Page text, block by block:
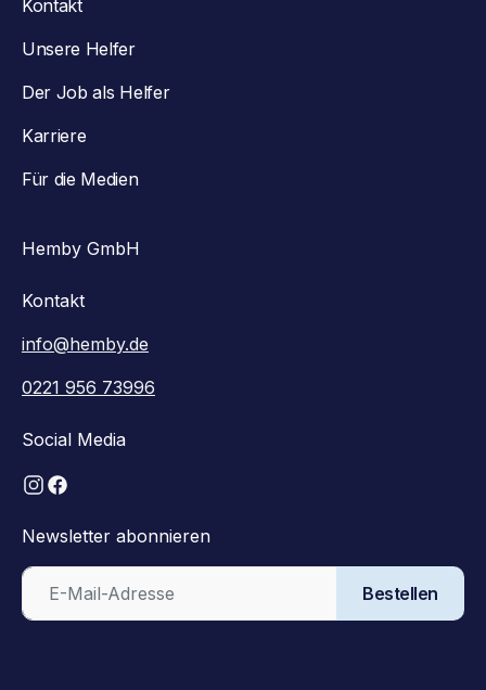
Kontakt
Unsere Helfer
Der Job als Helfer
Karriere
Für die Medien
Hemby GmbH
Kontakt
info@hemby.de
0221 956 73996
Social Media
Newsletter abonnieren
Bestellen